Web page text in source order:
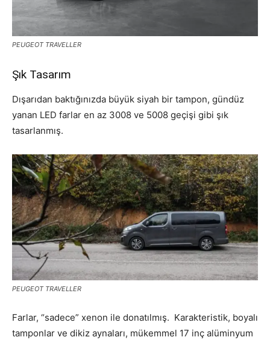
PEUGEOT TRAVELLER
Şık Tasarım
Dışarıdan baktığınızda büyük siyah bir tampon, gündüz
yanan LED farlar en az 3008 ve 5008 geçişi gibi şık
tasarlanmış.
PEUGEOT TRAVELLER
Farlar, “sadece” xenon ile donatılmış. Karakteristik, boyalı
tamponlar ve dikiz aynaları, mükemmel 17 inç alüminyum